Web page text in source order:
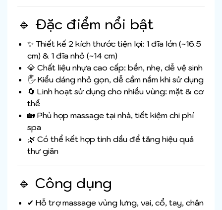
🔹 Đặc điểm nổi bật
✨ Thiết kế 2 kích thước tiện lợi: 1 đĩa lớn (~16.5
cm) & 1 đĩa nhỏ (~14 cm)
💎 Chất liệu nhựa cao cấp: bền, nhẹ, dễ vệ sinh
🖐️ Kiểu dáng nhỏ gọn, dễ cầm nắm khi sử dụng
🔄 Linh hoạt sử dụng cho nhiều vùng: mặt & cơ
thể
🏡 Phù hợp massage tại nhà, tiết kiệm chi phí
spa
🌿 Có thể kết hợp tinh dầu để tăng hiệu quả
thư giãn
🔹 Công dụng
✔ Hỗ trợ massage vùng lưng, vai, cổ, tay, chân